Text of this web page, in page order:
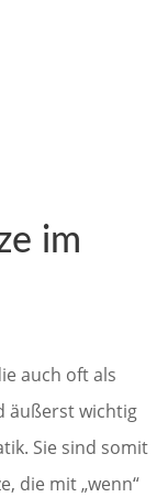
im
auch oft als
äußerst wichtig
Sie sind somit
die mit „wenn“